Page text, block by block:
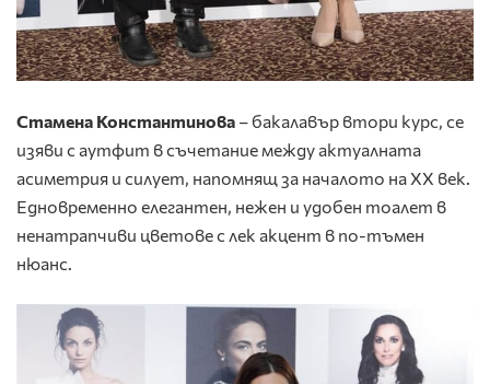
Стамена Константинова – бакалавър втори курс, се
изяви с аутфит в съчетание между актуалната
асиметрия и силует, напомнящ за началото на XX век.
Едновременно елегантен, нежен и удобен тоалет в
ненатрапчиви цветове с лек акцент в по-тъмен
нюанс.